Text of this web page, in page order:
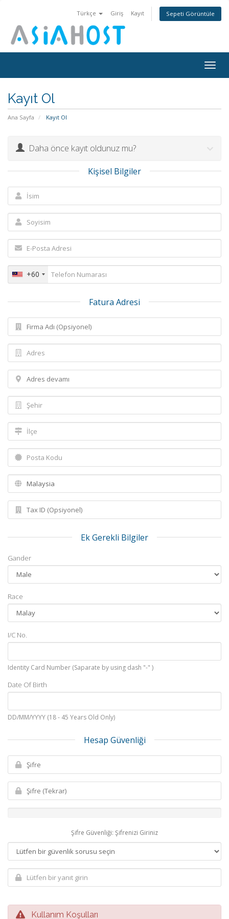
Türkçe Giriş Kayıt Sepeti Görüntüle
Kayıt Ol
Ana Sayfa Kayıt Ol
Daha önce kayıt oldunuz mu?
Kişisel Bilgiler
+60
Fatura Adresi
Ek Gerekli Bilgiler
Gander
Race
I/C No.
Identity Card Number (Saparate by using dash "-" )
Date Of Birth
DD/MM/YYYY (18 - 45 Years Old Only)
Hesap Güvenliği
Şifre Güvenliği: Şifrenizi Giriniz
Kullanım Koşulları